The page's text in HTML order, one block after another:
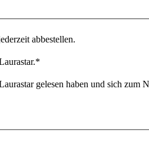
abbestellen.
*
gelesen haben und sich zum